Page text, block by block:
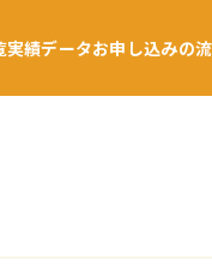
実績データお申し込みの